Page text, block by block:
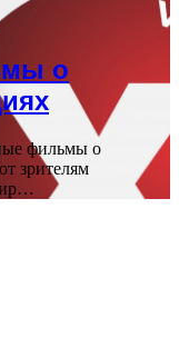
о
фильмы о
зрителям